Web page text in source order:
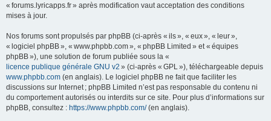
« forums.lyricapps.fr » après modification vaut acceptation des conditions
mises à jour.
Nos forums sont propulsés par phpBB (ci-après « ils », « eux », « leur »,
« logiciel phpBB », « www.phpbb.com », « phpBB Limited » et « équipes
phpBB »), une solution de forum publiée sous la «
licence publique générale GNU v2 » (ci-après « GPL »), téléchargeable depuis
www.phpbb.com (en anglais). Le logiciel phpBB ne fait que faciliter les
discussions sur Internet ; phpBB Limited n’est pas responsable du contenu ni
du comportement autorisés ou interdits sur ce site. Pour plus d’informations sur
phpBB, consultez : https://www.phpbb.com/(en anglais).